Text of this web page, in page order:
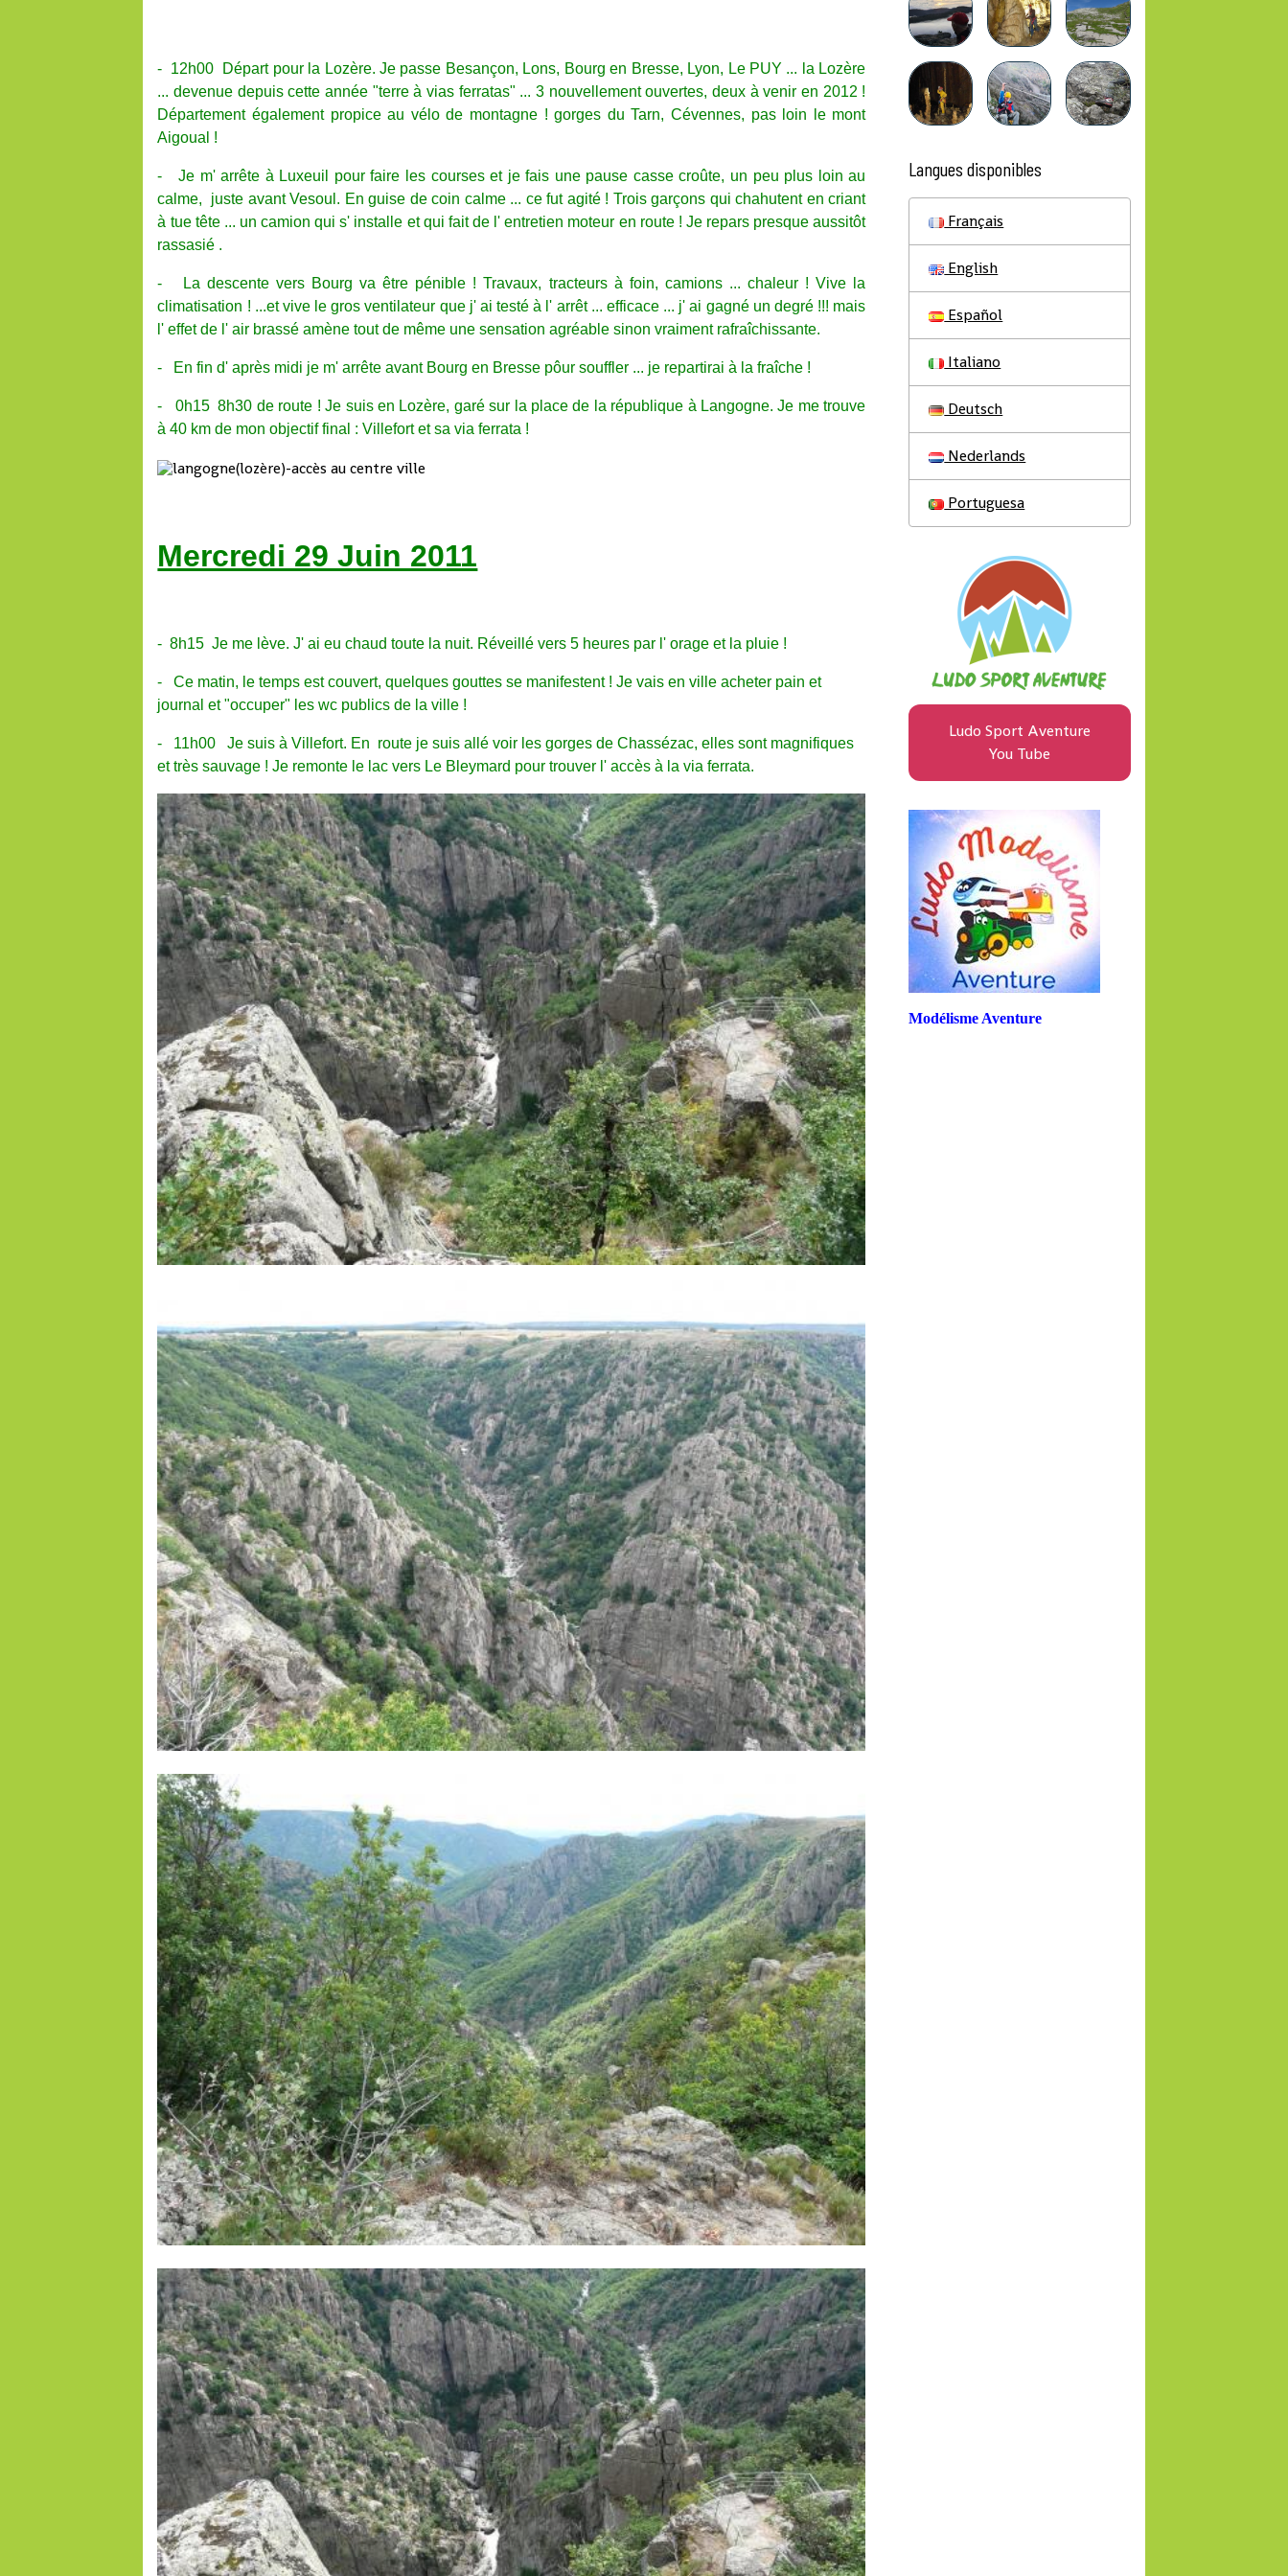
- 12h00 Départ pour la Lozère. Je passe Besançon, Lons, Bourg en Bresse, Lyon, Le PUY ... la Lozère
... devenue depuis cette année "terre à vias ferratas" ... 3 nouvellement ouvertes, deux à venir en 2012 !
Département également propice au vélo de montagne ! gorges du Tarn, Cévennes, pas loin le mont
Aigoual !
- Je m' arrête à Luxeuil pour faire les courses et je fais une pause casse croûte, un peu plus loin au
calme, juste avant Vesoul. En guise de coin calme ... ce fut agité ! Trois garçons qui chahutent en criant
à tue tête ... un camion qui s' installe et qui fait de l' entretien moteur en route ! Je repars presque aussitôt
rassasié .
- La descente vers Bourg va être pénible ! Travaux, tracteurs à foin, camions ... chaleur ! Vive la
climatisation ! ...et vive le gros ventilateur que j' ai testé à l' arrêt ... efficace ... j' ai gagné un degré !!! mais
l' effet de l' air brassé amène tout de même une sensation agréable sinon vraiment rafraîchissante.
- En fin d' après midi je m' arrête avant Bourg en Bresse pôur souffler ... je repartirai à la fraîche !
- 0h15 8h30 de route ! Je suis en Lozère, garé sur la place de la république à Langogne. Je me trouve
à 40 km de mon objectif final : Villefort et sa via ferrata !
Mercredi 29 Juin 2011
- 8h15 Je me lève. J' ai eu chaud toute la nuit. Réveillé vers 5 heures par l' orage et la pluie !
- Ce matin, le temps est couvert, quelques gouttes se manifestent ! Je vais en ville acheter pain et
journal et "occuper" les wc publics de la ville !
- 11h00 Je suis à Villefort. En route je suis allé voir les gorges de Chassézac, elles sont magnifiques
et très sauvage ! Je remonte le lac vers Le Bleymard pour trouver l' accès à la via ferrata.
Langues disponibles
Français
English
Español
Italiano
Deutsch
Nederlands
Portuguesa
Ludo Sport Aventure
You Tube
Modélisme Aventure